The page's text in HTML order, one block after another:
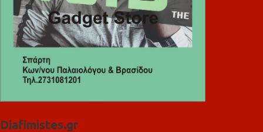
Diafimistes.gr